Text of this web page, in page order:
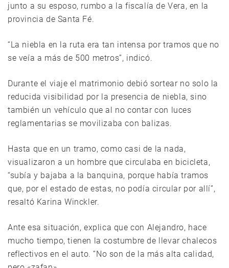
junto a su esposo, rumbo a la fiscalía de Vera, en la
provincia de Santa Fé.
“La niebla en la ruta era tan intensa por tramos que no
se veía a más de 500 metros”, indicó.
Durante el viaje el matrimonio debió sortear no solo la
reducida visibilidad por la presencia de niebla, sino
también un vehículo que al no contar con luces
reglamentarias se movilizaba con balizas.
Hasta que en un tramo, como casi de la nada,
visualizaron a un hombre que circulaba en bicicleta,
“subía y bajaba a la banquina, porque había tramos
que, por el estado de estas, no podía circular por allí”,
resaltó Karina Winckler.
Ante esa situación, explica que con Alejandro, hace
mucho tiempo, tienen la costumbre de llevar chalecos
reflectivos en el auto. “No son de la más alta calidad,